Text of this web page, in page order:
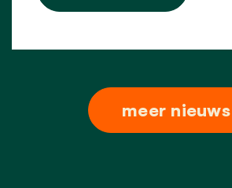
meer nieuws